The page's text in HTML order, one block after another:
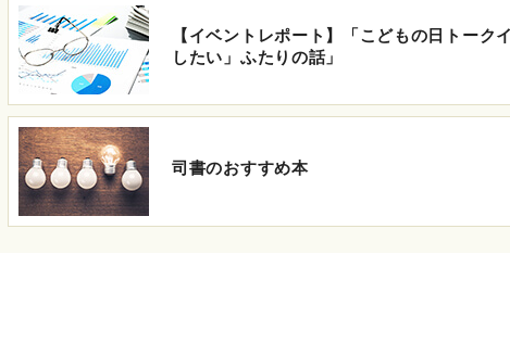
【イベントレポート】「こどもの日トーク
したい」ふたりの話」
司書のおすすめ本